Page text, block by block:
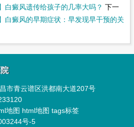
白癜风遗传给孩子的几率大吗？ 下一
白癜风的早期症状：早发现早干预的关
市青云谱区洪都南大道207号
地图 html地图 tags标签
号-5